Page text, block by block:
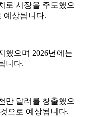
로 시장을 주도했으
예상됩니다.
했으며 2026년에는
니다.
만 달러를 창출했으
으로 예상됩니다.